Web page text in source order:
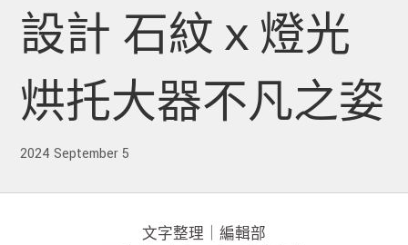
設計 石紋ｘ燈光
烘托大器不凡之姿
2024 September 5
文字整理｜編輯部